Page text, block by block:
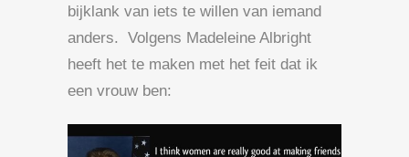
bijklank van iets te willen van iemand
anders. Volgens Madeleine Albright
heeft het te maken met het feit dat ik
een vrouw ben: